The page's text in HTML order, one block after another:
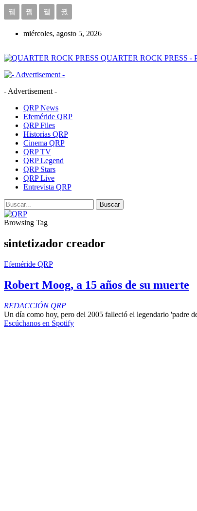
miércoles, agosto 5, 2026
QUARTER ROCK PRESS -
- Advertisement -
QRP News
Efeméride QRP
QRP Files
Historias QRP
Cinema QRP
QRP TV
QRP Legend
QRP Stars
QRP Live
Entrevista QRP
Browsing Tag
sintetizador creador
Efeméride QRP
Robert Moog, a 15 años de su muerte
REDACCIÓN QRP
Un día como hoy, pero del 2005 falleció el legendario 'padre
Escúchanos en Spotify